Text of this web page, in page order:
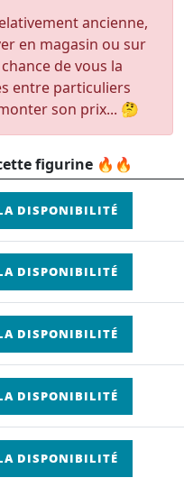
ancienne,
en magasin ou sur
de vous la
entre particuliers
son prix... 🤔
figurine 🔥🔥
DISPONIBILITÉ
DISPONIBILITÉ
DISPONIBILITÉ
DISPONIBILITÉ
DISPONIBILITÉ